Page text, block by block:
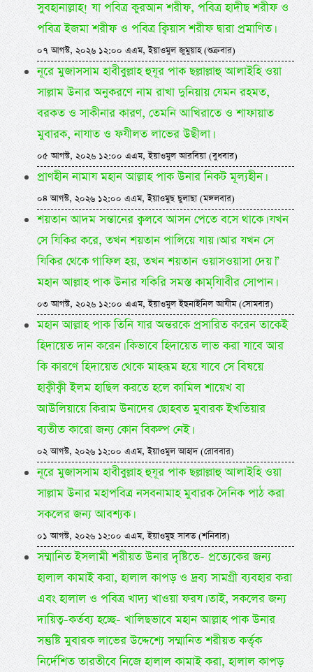
সুবহানাল্লাহ! যা পবিত্র কুরআন শরীফ, পবিত্র হাদীছ শরীফ ও
পবিত্র ইজমা শরীফ ও পবিত্র ক্বিয়াস শরীফ দ্বারা প্রমাণিত।
০৭ আগস্ট, ২০২৬ ১২:০০ এএম, ইয়াওমুল জুমুয়াহ (শুক্রবার)
নূরে মুজাসসাম হাবীবুল্লাহ হুযূর পাক ছল্লাল্লাহু আলাইহি ওয়া
সাল্লাম উনার অনুকরণে নাম রাখা দুনিয়ায় যেমন রহমত,
বরকত ও সাকীনার কারণ, তেমনি আখিরাতে ও শাফায়াত
মুবারক, নাযাত ও ফযীলত লাভের উছীলা।
০৫ আগস্ট, ২০২৬ ১২:০০ এএম, ইয়াওমুল আরবিয়া (বুধবার)
প্রাণহীন নামায মহান আল্লাহ পাক উনার নিকট মূল্যহীন।
০৪ আগস্ট, ২০২৬ ১২:০০ এএম, ইয়াওমুছ ছুলাছা (মঙ্গলবার)
শয়তান আদম সন্তানের ক্বলবে আসন পেতে বসে থাকে। যখন
সে যিকির করে, তখন শয়তান পালিয়ে যায়। আর যখন সে
যিকির থেকে গাফিল হয়, তখন শয়তান ওয়াসওয়াসা দেয়।”
মহান আল্লাহ পাক উনার যকিরি সমস্ত কামযি়াবীর সোপান।
০৩ আগস্ট, ২০২৬ ১২:০০ এএম, ইয়াওমুল ইছনাইনিল আযীম (সোমবার)
মহান আল্লাহ পাক তিনি যার অন্তরকে প্রসারিত করেন তাকেই
হিদায়েত দান করেন। কিভাবে হিদায়েত লাভ করা যাবে আর
কি কারণে হিদায়েত থেকে মাহরূম হয়ে যাবে সে বিষয়ে
হাক্বীক্বী ইলম হাছিল করতে হলে কামিল শায়েখ বা
আউলিয়ায়ে কিরাম উনাদের ছোহবত মুবারক ইখতিয়ার
ব্যতীত কারো জন্য কোন বিকল্প নেই।
০২ আগস্ট, ২০২৬ ১২:০০ এএম, ইয়াওমুল আহাদ (রোববার)
নূরে মুজাসসাম হাবীবুল্লাহ হুযূর পাক ছল্লাল্লাহু আলাইহি ওয়া
সাল্লাম উনার মহাপবিত্র নসবনামাহ মুবারক দৈনিক পাঠ করা
সকলের জন্য আবশ্যক।
০১ আগস্ট, ২০২৬ ১২:০০ এএম, ইয়াওমুছ সাবত (শনিবার)
সম্মানিত ইসলামী শরীয়ত উনার দৃষ্টিতে- প্রত্যেকের জন্য
হালাল কামাই করা, হালাল কাপড় ও দ্রব্য সামগ্রী ব্যবহার করা
এবং হালাল ও পবিত্র খাদ্য খাওয়া ফরয। তাই, সকলের জন্য
দায়িত্ব-কর্তব্য হচ্ছে- খালিছভাবে মহান আল্লাহ পাক উনার
সন্তুষ্টি মুবারক লাভের উদ্দেশ্যে সম্মানিত শরীয়ত কর্তৃক
নির্দেশিত তারতীবে নিজে হালাল কামাই করা, হালাল কাপড়